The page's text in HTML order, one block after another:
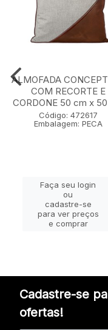
ALMOFADA
COM RECORTE E
CORDONE 50 cm x
Código: 472617
Embalagem: PECA
Faça seu login
ou
cadastre-se
para ver preços
e comprar
Cadastre-se
ofertas!